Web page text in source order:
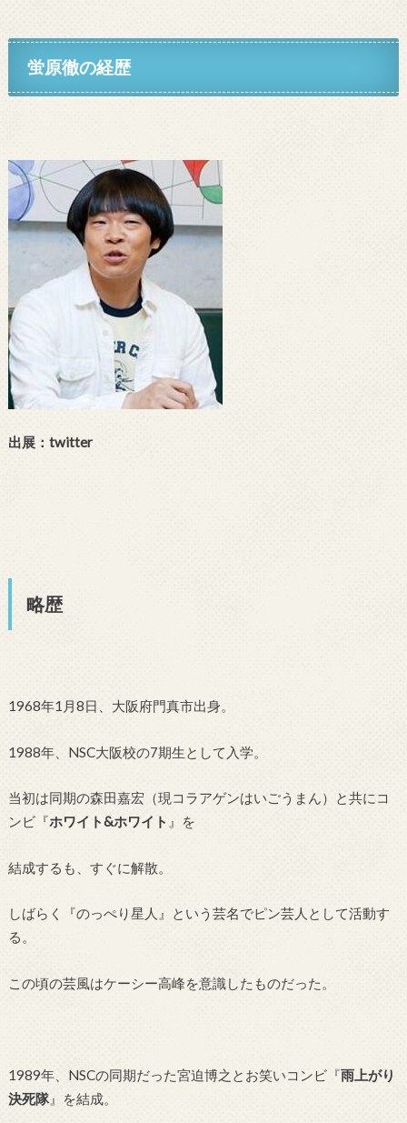
蛍原徹の経歴
出展：twitter
略歴
1968年1月8日、大阪府門真市出身。
1988年、NSC大阪校の7期生として入学。
当初は同期の森田嘉宏（現コラアゲンはいごうまん）と共にコ
ンビ『ホワイト&ホワイト 』を
結成するも、すぐに解散。
しばらく『のっぺり星人』という芸名でピン芸人として活動す
る。
この頃の芸風はケーシー高峰を意識したものだった。
1989年、NSCの同期だった宮迫博之とお笑いコンビ『雨上がり
決死隊』を結成。